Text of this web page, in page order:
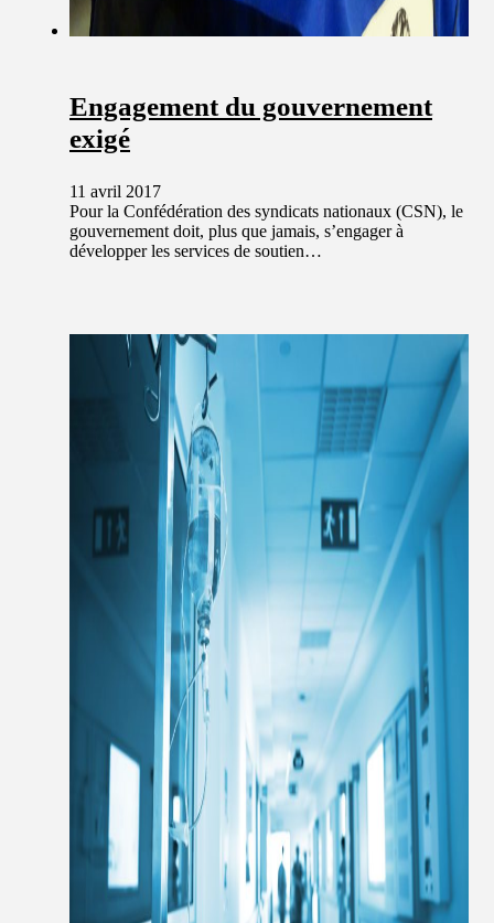
Engagement du gouvernement
exigé
11 avril 2017
Pour la Confédération des syndicats nationaux (CSN), le
gouvernement doit, plus que jamais, s’engager à
développer les services de soutien…